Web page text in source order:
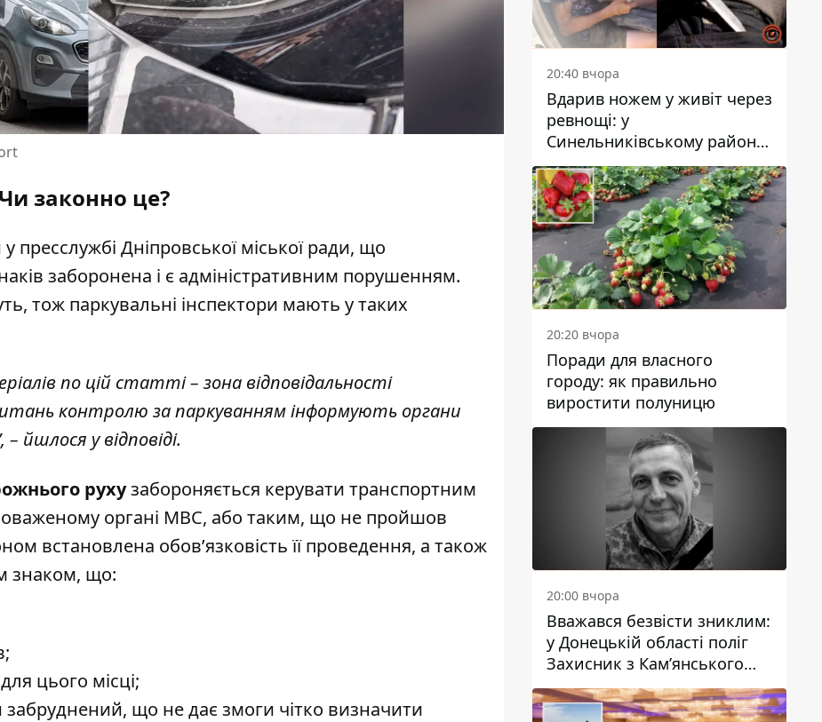
Чи законно це?
пресслужбі Дніпровської міської ради, що
заборонена і є адміністративним порушенням.
тож паркувальні інспектори мають у таких
по цій статті – зона відповідальності
питань контролю за паркуванням інформують органи
йшлося у відповіді.
рухузабороняється керувати транспортним
органі МВС, або таким, що не пройшов
встановлена обов’язковість її проведення, а також
знаком, що:
цього місці;
що не дає змоги чітко визначити
20:40 вчора
Вдарив ножем у живіт через
ревнощі: у
Синельниківському районі
затримали 49-річного
чоловіка за вбивство
20:20 вчора
Поради для власного
городу: як правильно
виростити полуницю
20:00 вчора
Вважався безвісти зниклим:
у Донецькій області поліг
Захисник з Кам’янського
Антон Красовський